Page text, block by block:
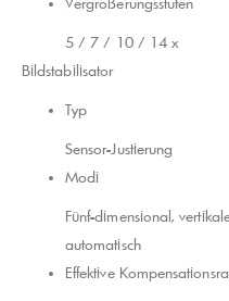
5 / 7 / 10 / 14 x
Bildstabilisator
Typ
Sensor-Justierung
Modi
Fünf-dimensional,
automatisch
Effektive